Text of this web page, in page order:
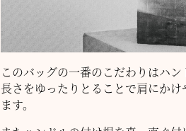
このバッグの一番のこだわりはハン
長さをゆったりとることで肩にか
ます。